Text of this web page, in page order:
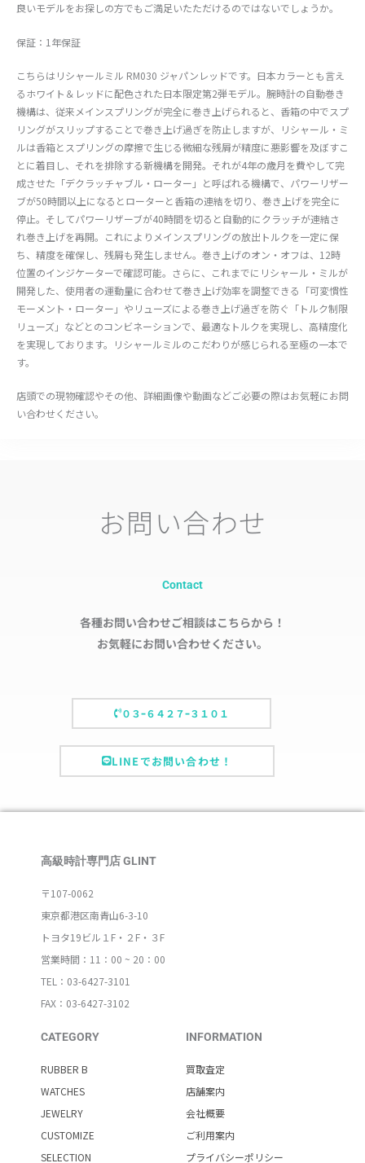
良いモデルをお探しの方でもご満足いたただけるのではないでしょうか。
保証：1年保証
こちらはリシャールミル RM030 ジャパンレッドです。日本カラーとも言え
るホワイト＆レッドに配色された日本限定第2弾モデル。腕時計の自動巻き
機構は、従来メインスプリングが完全に巻き上げられると、香箱の中でスプ
リングがスリップすることで巻き上げ過ぎを防止しますが、リシャール・ミ
ルは香箱とスプリングの摩擦で生じる微細な残屑が精度に悪影響を及ぼすこ
とに着目し、それを排除する新機構を開発。それが4年の歳月を費やして完
成させた「デクラッチャブル・ローター」と呼ばれる機構で、パワーリザー
ブが50時間以上になるとローターと香箱の連結を切り、巻き上げを完全に
停止。そしてパワーリザーブが40時間を切ると自動的にクラッチが連結さ
れ巻き上げを再開。これによりメインスプリングの放出トルクを一定に保
ち、精度を確保し、残屑も発生しません。巻き上げのオン・オフは、12時
位置のインジケーターで確認可能。さらに、これまでにリシャール・ミルが
開発した、使用者の運動量に合わせて巻き上げ効率を調整できる「可変慣性
モーメント・ローター」やリューズによる巻き上げ過ぎを防ぐ「トルク制限
リューズ」などとのコンビネーションで、最適なトルクを実現し、高精度化
を実現しております。リシャールミルのこだわりが感じられる至極の一本で
す。
店頭での現物確認やその他、詳細画像や動画などご必要の際はお気軽にお問
い合わせください。
お問い合わせ
Contact
各種お問い合わせご相談はこちらから！
お気軽にお問い合わせください。
０３ｰ６４２７ｰ３１０１
LINEでお問い合わせ！
高級時計専門店 GLINT
〒107-0062
東京都港区南青山6-3-10
トヨタ19ビル１F・２F・３F
営業時間：11：00 ~ 20：00
TEL：03-6427-3101
FAX：03-6427-3102
CATEGORY
RUBBER B
WATCHES
JEWELRY
CUSTOMIZE
SELECTION
INFORMATION
買取査定
店舗案内
会社概要
ご利用案内
プライバシーポリシー